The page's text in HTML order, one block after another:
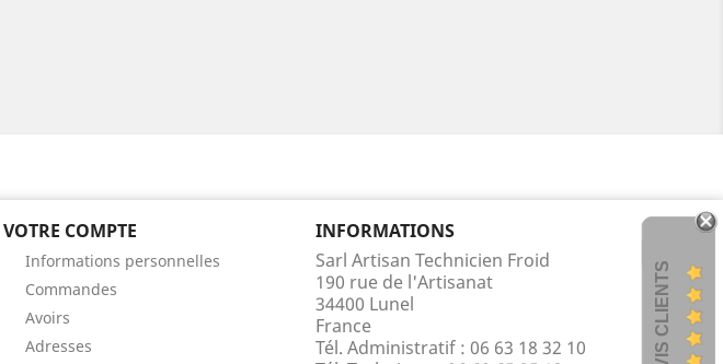
VOTRE COMPTE
Informations personnelles
Commandes
Avoirs
Adresses
INFORMATIONS
Sarl Artisan Technicien Froid
190 rue de l'Artisanat
34400 Lunel
France
Tél. Administratif : 06 63 18 32 10
AVIS CLIENTS